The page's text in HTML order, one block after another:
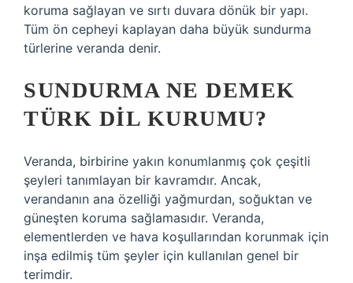
koruma sağlayan ve sırtı duvara dönük bir yapı.
Tüm ön cepheyi kaplayan daha büyük sundurma
türlerine veranda denir.
SUNDURMA NE DEMEK
TÜRK DIL KURUMU?
Veranda, birbirine yakın konumlanmış çok çeşitli
şeyleri tanımlayan bir kavramdır. Ancak,
verandanın ana özelliği yağmurdan, soğuktan ve
güneşten koruma sağlamasıdır. Veranda,
elementlerden ve hava koşullarından korunmak için
inşa edilmiş tüm şeyler için kullanılan genel bir
terimdir.